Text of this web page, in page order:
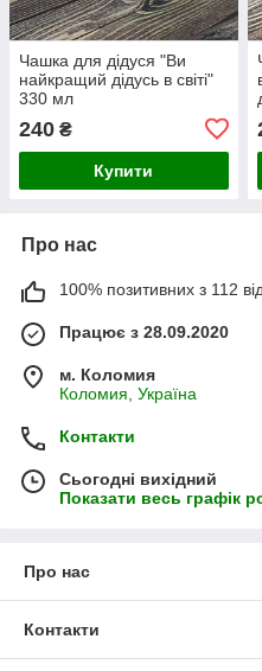
Чашка для дідуся "Ви
найкращий дідусь в світі"
330 мл
240 ₴
Купити
Про нас
100% позитивних з 112
Працює з 28.09.2020
м. Коломия
Коломия, Україна
Контакти
Сьогодні вихідний
Показати весь графік
Про нас
Контакти